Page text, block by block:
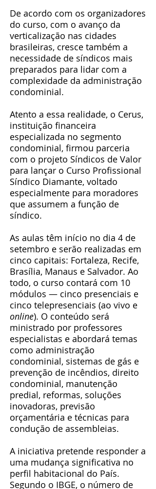
De acordo com os organizadores
do curso, com o avanço da
verticalização nas cidades
brasileiras, cresce também a
necessidade de síndicos mais
preparados para lidar com a
complexidade da administração
condominial.
Atento a essa realidade, o Cerus,
instituição financeira
especializada no segmento
condominial, firmou parceria
com o projeto Síndicos de Valor
para lançar o Curso Profissional
Síndico Diamante, voltado
especialmente para moradores
que assumem a função de
síndico.
As aulas têm início no dia 4 de
setembro e serão realizadas em
cinco capitais: Fortaleza, Recife,
Brasília, Manaus e Salvador. Ao
todo, o curso contará com 10
módulos — cinco presenciais e
cinco telepresenciais (ao vivo e
online). O conteúdo será
ministrado por professores
especialistas e abordará temas
como administração
condominial, sistemas de gás e
prevenção de incêndios, direito
condominial, manutenção
predial, reformas, soluções
inovadoras, previsão
orçamentária e técnicas para
condução de assembleias.
A iniciativa pretende responder a
uma mudança significativa no
perfil habitacional do País.
Segundo o IBGE, o número de